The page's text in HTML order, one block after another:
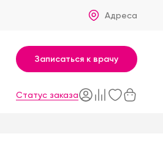
Адреса
Записаться к врачу
Статус заказа